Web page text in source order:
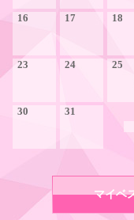
16 17 18
23 24 25
30 31
マイベ